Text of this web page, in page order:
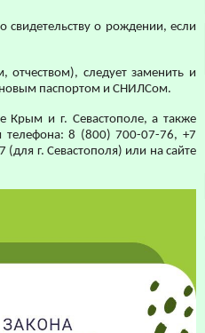
свидетельству о рождении, если
отчеством), следует заменить и
новым паспортом и СНИЛСом.
Крым и г. Севастополе, а также
8 (800) 700-07-76, +7
г. Севастополя) или на сайте